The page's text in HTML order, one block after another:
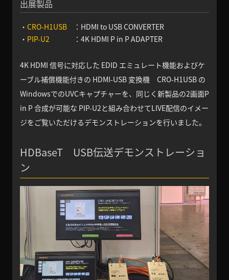
出展製品
・ CRO-H1USB
：HDMI to USB CONVERTER
・ PIP-U2 ：4K HDMI P in P ADAPTER
4K HDMI 信号に対応した EDID エミュレート機能およびケ
ーブル補償機能付きの HDMI-USB 変換機 CRO-H1USB の
WindowsでのUVCキャプチャーを、同じく新製品の2画面P
in P 合成が可能な PIP-U2と組み合わせてLIVE配信のイメー
ジをご覧いただけるデモンストレーションを行いました。
HDBaseT USB伝送デモンストレーショ
ン